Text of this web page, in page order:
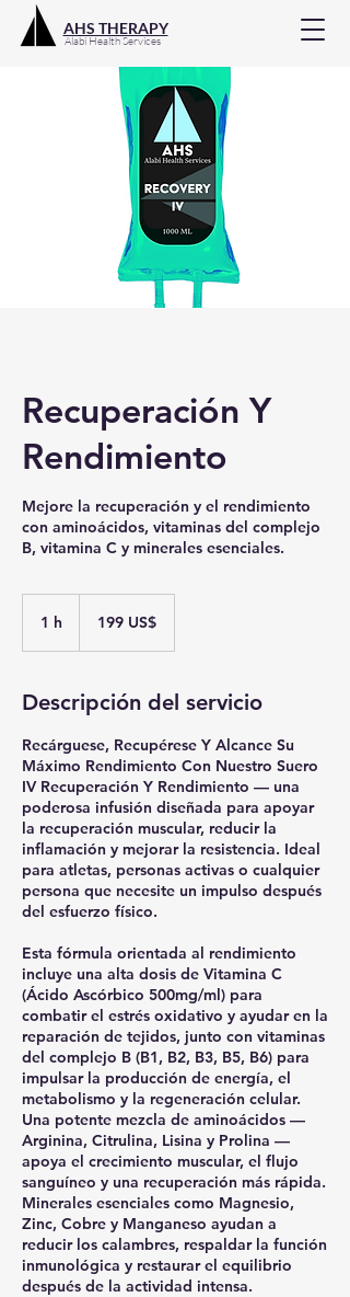
AHS THERAPY
Alabi Health Services
Recuperación Y
Rendimiento
Mejore la recuperación y el rendimiento
con aminoácidos, vitaminas del complejo
B, vitamina C y minerales esenciales.
1 h
estadounidenses
199 US$
Descripción del servicio
Recárguese, Recupérese Y Alcance Su
Máximo Rendimiento Con Nuestro Suero
IV Recuperación Y Rendimiento — una
poderosa infusión diseñada para apoyar
la recuperación muscular, reducir la
inflamación y mejorar la resistencia. Ideal
para atletas, personas activas o cualquier
persona que necesite un impulso después
del esfuerzo físico.
Esta fórmula orientada al rendimiento
incluye una alta dosis de Vitamina C
(Ácido Ascórbico 500mg/ml) para
combatir el estrés oxidativo y ayudar en la
reparación de tejidos, junto con vitaminas
del complejo B (B1, B2, B3, B5, B6) para
impulsar la producción de energía, el
metabolismo y la regeneración celular.
Una potente mezcla de aminoácidos —
Arginina, Citrulina, Lisina y Prolina —
apoya el crecimiento muscular, el flujo
sanguíneo y una recuperación más rápida.
Minerales esenciales como Magnesio,
Zinc, Cobre y Manganeso ayudan a
reducir los calambres, respaldar la función
inmunológica y restaurar el equilibrio
después de la actividad intensa.